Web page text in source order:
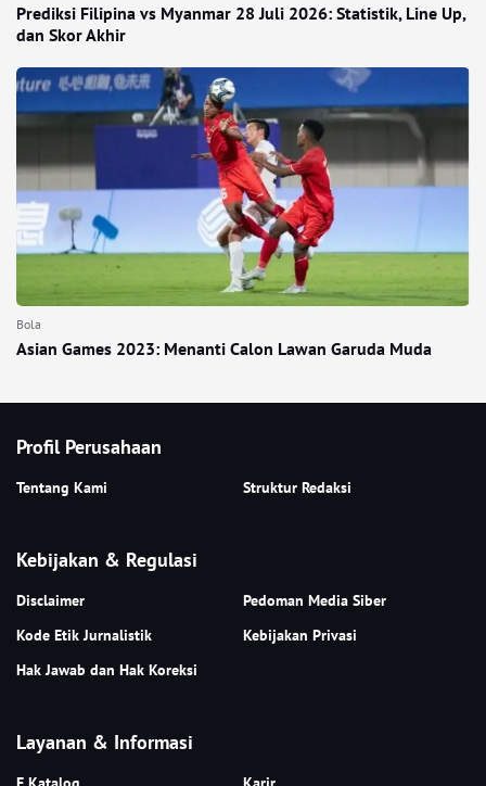
Prediksi Filipina vs Myanmar 28 Juli 2026: Statistik, Line Up,
dan Skor Akhir
Bola
Asian Games 2023: Menanti Calon Lawan Garuda Muda
Profil Perusahaan
Tentang Kami Struktur Redaksi
Kebijakan & Regulasi
Disclaimer
Pedoman Media Siber
Kode Etik Jurnalistik
Kebijakan Privasi
Hak Jawab dan Hak Koreksi
Layanan & Informasi